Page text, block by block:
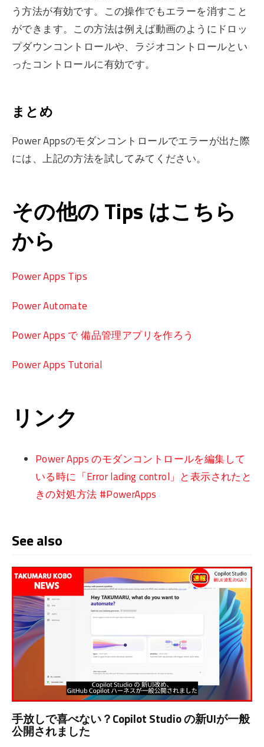
う方法が有効です。この操作でもエラーを消すこと
ができます。この方法は例えば動画のようにドロッ
プダウンコントロールや、ラジオコントロールとい
ったコントロールに有効です。
まとめ
Power Appsのモダンコントロールでエラーが出た際
には、上記の方法を試してみてください。
その他の Tips はこちら
から
Power Apps Tips
Power Automate
Power Apps で 備品管理アプリを作ろう
Power Apps Tutorial
リンク
Power Apps のモダンコントロールを編集して
いる時に「Error lading control」と表示されたと
きの対処方法 #PowerApps
See also
手放しで喜べない？Copilot Studio の新UIが一般
公開されました